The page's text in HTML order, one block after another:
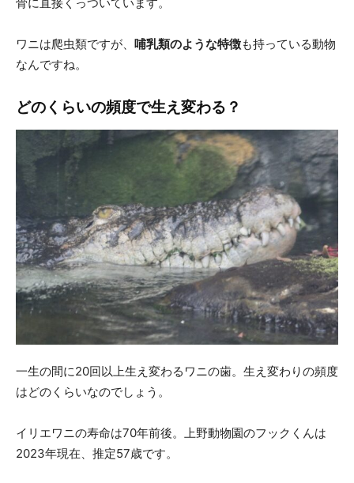
ワニは爬虫類ですが、 哺乳類のような特徴も持っている動物
なんですね。
どのくらいの頻度で生え変わる？
一生の間に20回以上生え変わるワニの歯。生え変わりの頻度
はどのくらいなのでしょう。
イリエワニの寿命は70年前後。上野動物園のフックくんは
2023年現在、推定57歳です。